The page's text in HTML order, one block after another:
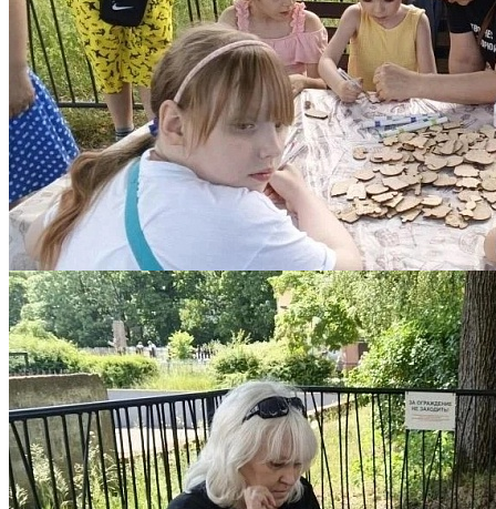
8 июня 2026 09:06
Количество просмотров: 207